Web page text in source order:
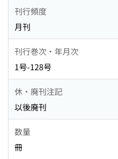
刊行頻度
月刊
刊行巻次・年月次
1号-128号
休・廃刊注記
以後廃刊
数量
冊